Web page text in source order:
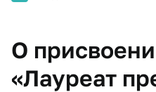
О
«Лауреат